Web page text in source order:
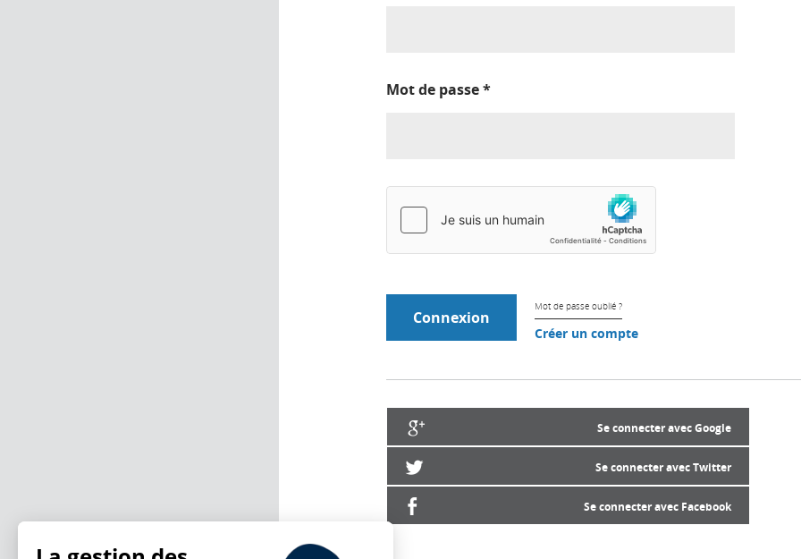
Mot de passe*
Mot de passe oublié ?
Créer un compte
Se connecter avec Google
Se connecter avec Twitter
Se connecter avec Facebook